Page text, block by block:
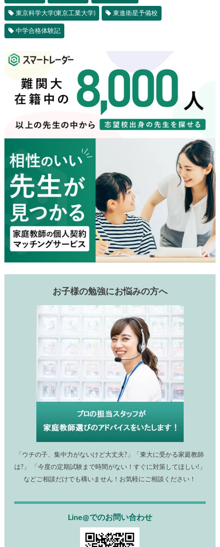
東京科学大学(東京工業大学) 東進衛星予備校
中学合格体験記
お子様の勉強にお悩みの方へ
「ウチの子、集中力がないけど大丈夫?」「東大に受かる家庭教師
は?」 「今度の定期試験まで時間がない！すぐに対策してほしい!」
などご相談だけでも構いません！お気軽にご相談ください！
Line@でのお問い合わせ